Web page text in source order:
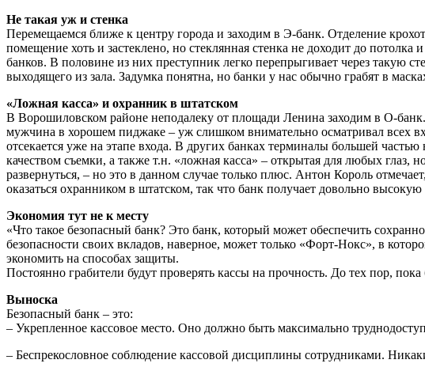
Не такая уж и стенка
Перемещаемся ближе к центру города и заходим в Э-банк. Отделение
помещение хоть и застеклено, но стеклянная стенка не доходит до
банков. В половине из них преступник легко перепрыгивает через такую
выходящего из зала. Задумка понятна, но банки у нас обычно грабят в
«Ложная касса» и охранник в штатском
В Ворошиловском районе неподалеку от площади Ленина заходим в О-
мужчина в хорошем пиджаке – уж слишком внимательно осматривал всех
отсекается уже на этапе входа. В других банках терминалы большей
качеством съемки, а также т.н. «ложная касса» – открытая для любых глаз,
развернуться, – но это в данном случае только плюс. Антон Король
оказаться охранником в штатском, так что банк получает довольно
Экономия тут не к месту
«Что такое безопасный банк? Это банк, который может обеспечить
безопасности своих вкладов, наверное, может только «Форт-Нокс», в
экономить на способах защиты.
Постоянно грабители будут проверять кассы на прочность. До тех пор,
Выноска
Безопасный банк – это:
– Укрепленное кассовое место. Оно должно быть максимально
– Беспрекословное соблюдение кассовой дисциплины сотрудниками.